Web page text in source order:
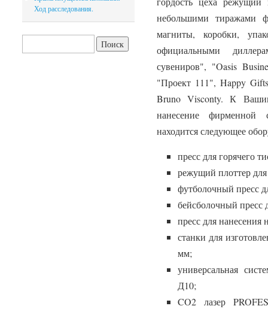
небольшими тиражами
магниты, коробки,
официальными
сувениров", "Oasis
"Проект 111", Happy
Bruno Visconty. К
нанесение
находится следующее
пресс для горячего
режущий плоттер
футболочный пресс
бейсболочный пресс
пресс для нанесения
станки для
мм;
универсальная
Д10;
CO2 лазер
Ход расследования.